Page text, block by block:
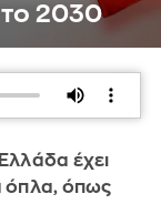
το 2030
έχει
όπλα, όπως